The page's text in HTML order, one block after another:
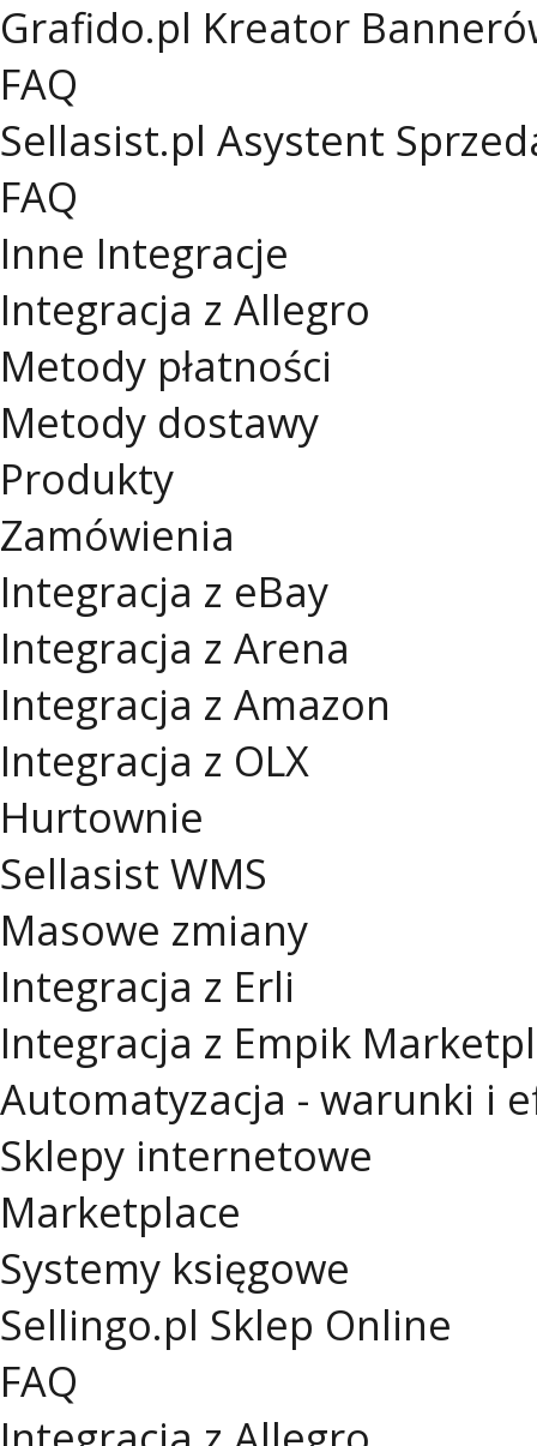
Grafido.pl Kreator
FAQ
Sellasist.pl Asystent
FAQ
Inne Integracje
Integracja z Allegro
Metody płatności
Metody dostawy
Produkty
Zamówienia
Integracja z eBay
Integracja z Arena
Integracja z Amazon
Integracja z OLX
Hurtownie
Sellasist WMS
Masowe zmiany
Integracja z Erli
Integracja z Empik
Automatyzacja - warunki i
Sklepy internetowe
Marketplace
Systemy księgowe
Sellingo.pl Sklep Online
FAQ